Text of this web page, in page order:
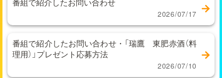
2026/07/17
番組で紹介したお問い合わせ・「瑞鷹 東肥赤酒（料
理用）」プレゼント応募方法
2026/07/10